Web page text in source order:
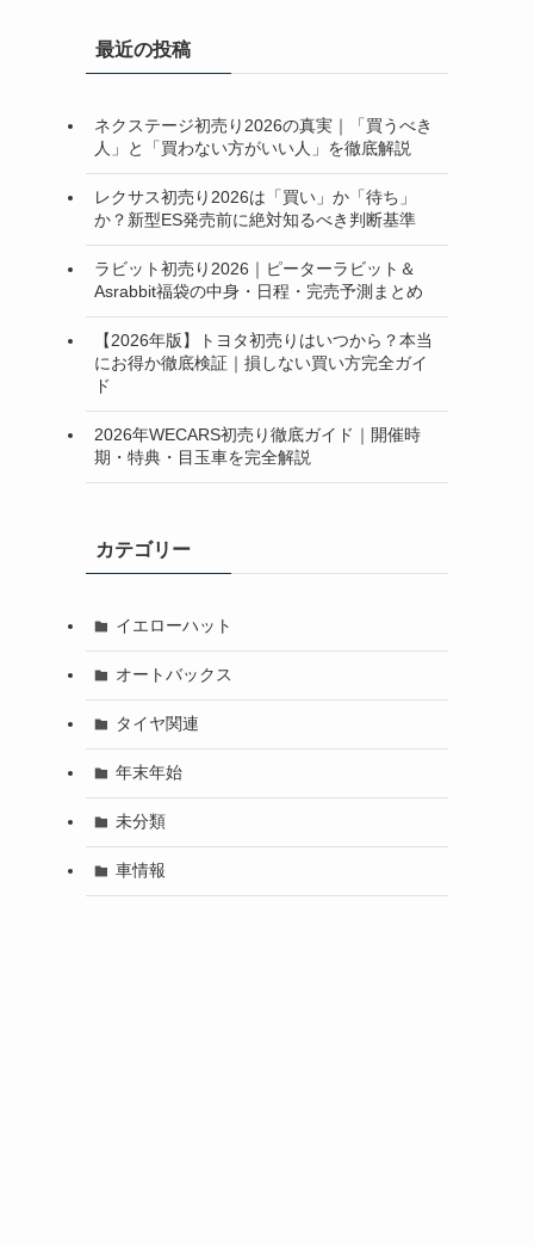
最近の投稿
ネクステージ初売り2026の真実｜「買うべき
人」と「買わない方がいい人」を徹底解説
レクサス初売り2026は「買い」か「待ち」
か？新型ES発売前に絶対知るべき判断基準
ラビット初売り2026｜ピーターラビット＆
Asrabbit福袋の中身・日程・完売予測まとめ
【2026年版】トヨタ初売りはいつから？本当
にお得か徹底検証｜損しない買い方完全ガイ
ド
2026年WECARS初売り徹底ガイド｜開催時
期・特典・目玉車を完全解説
カテゴリー
イエローハット
オートバックス
タイヤ関連
年末年始
未分類
車情報